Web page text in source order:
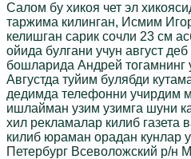
Салом бу хикоя чет эл
таржима килинган, Исмим
келишган сарик сочли 23 см
ойида булгани учун август
бошларида Андрей тогамнинг
Августда туйим булябди
дедимда телефонни учирдим
ишлайман узим узимга шуни
хил рекламалар килиб газета
килиб юраман орадан кунлар
Петербург Всеволожский р/н